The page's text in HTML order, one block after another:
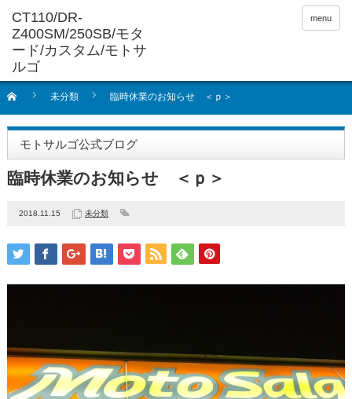
menu
未分類 臨時休業のお知らせ ＜ｐ＞
モトサルゴ公式ブログ
臨時休業のお知らせ ＜ｐ＞
2018.11.15 未分類